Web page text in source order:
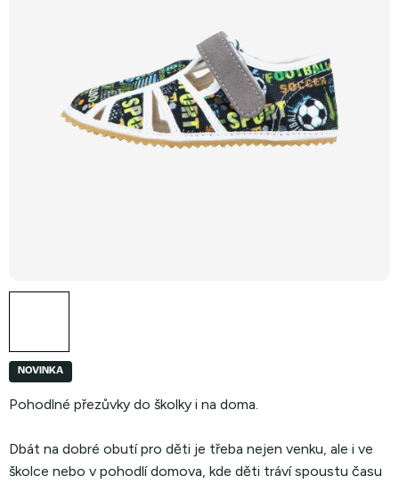
NOVINKA
Pohodlné přezůvky do školky i na doma.
Dbát na dobré obutí pro děti je třeba nejen venku, ale i ve
školce nebo v pohodlí domova, kde děti tráví spoustu času